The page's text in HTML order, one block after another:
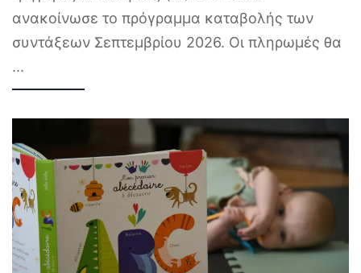
ανακοίνωσε το πρόγραμμα καταβολής των
συντάξεων Σεπτεμβρίου 2026. Οι πληρωμές θα
...